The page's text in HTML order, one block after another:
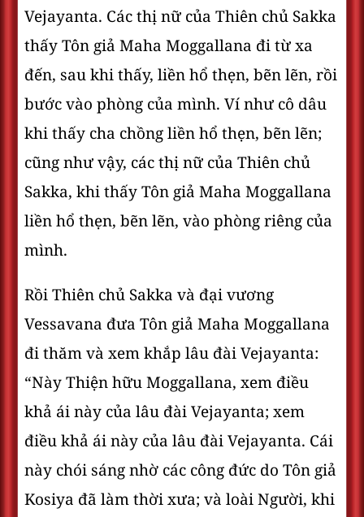
Vejayanta. Các thị nữ của Thiên chủ Sakka
thấy Tôn giả Maha Moggallana đi từ xa
đến, sau khi thấy, liền hổ thẹn, bẽn lẽn, rồi
bước vào phòng của mình. Ví như cô dâu
khi thấy cha chồng liền hổ thẹn, bẽn lẽn;
cũng như vậy, các thị nữ của Thiên chủ
Sakka, khi thấy Tôn giả Maha Moggallana
liền hổ thẹn, bẽn lẽn, vào phòng riêng của
mình.
Rồi Thiên chủ Sakka và đại vương
Vessavana đưa Tôn giả Maha Moggallana
đi thăm và xem khắp lâu đài Vejayanta:
“Này Thiện hữu Moggallana, xem điều
khả ái này của lâu đài Vejayanta; xem
điều khả ái này của lâu đài Vejayanta. Cái
này chói sáng nhờ các công đức do Tôn giả
Kosiya đã làm thời xưa; và loài Người, khi